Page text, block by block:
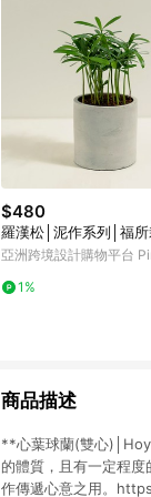
$480
羅漢松│泥作系列│福
亞洲跨境設計購物平台
1%
商品描述
**心葉球蘭(雙心
的體質，且有一定程
作傳遞心意之用。